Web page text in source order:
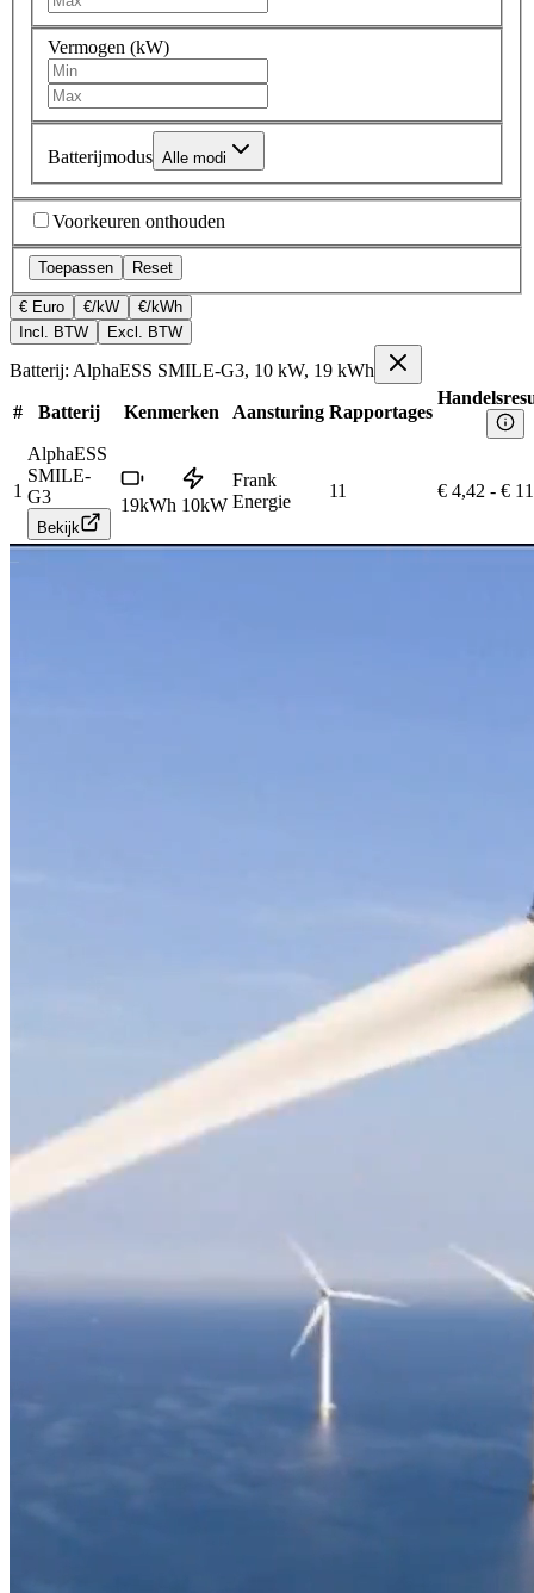
Vermogen (kW)
Batterijmodus Alle modi
Voorkeuren onthouden
Toepassen Reset
€ Euro €/kW
€/kWh
Incl. BTW
Excl. BTW
Batterij: AlphaESS SMILE-G3, 10 kW, 19 kWh
# Batterij Kenmerken Aansturing Rapportages
1
AlphaESS
SMILE-
G3
Bekijk
19kWh 10kW
Frank
Energie
11 € 4,42 - €